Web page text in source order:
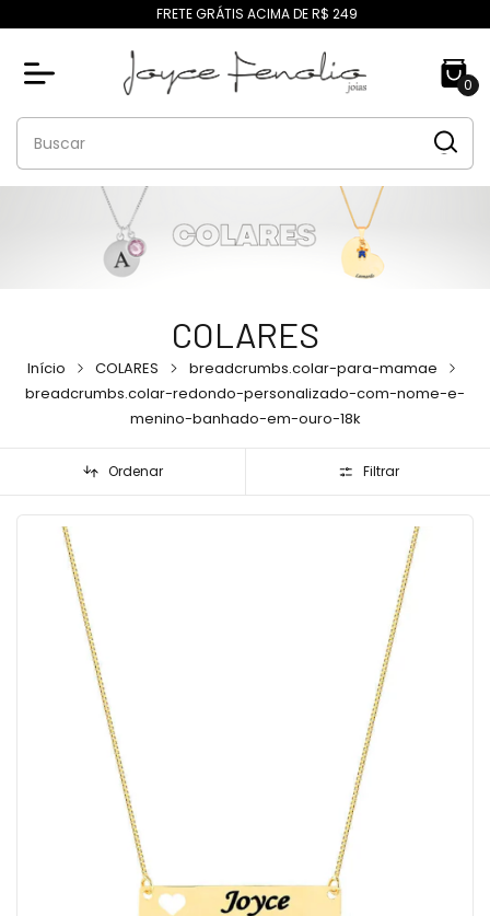
FRETE GRÁTIS ACIMA DE R$ 249
0
COLARES
Início COLARES
breadcrumbs.colar-para-mamae
breadcrumbs.colar-redondo-personalizado-com-nome-e-
menino-banhado-em-ouro-18k
Ordenar Filtrar